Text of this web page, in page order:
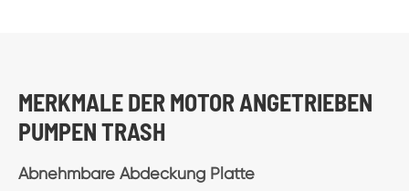
MERKMALE DER MOTOR ANGETRIEBEN
PUMPEN TRASH
Abnehmbare Abdeckung Platte